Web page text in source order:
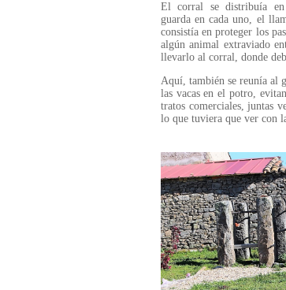
El corral se distribuía
guarda en cada uno, el
consistía en proteger los
algún animal extraviado
llevarlo al corral, donde
Aquí, también se reunía al
las vacas en el potro,
tratos comerciales, juntas
lo que tuviera que ver con